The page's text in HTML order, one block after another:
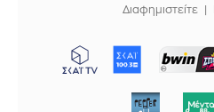
Διαφημιστείτε